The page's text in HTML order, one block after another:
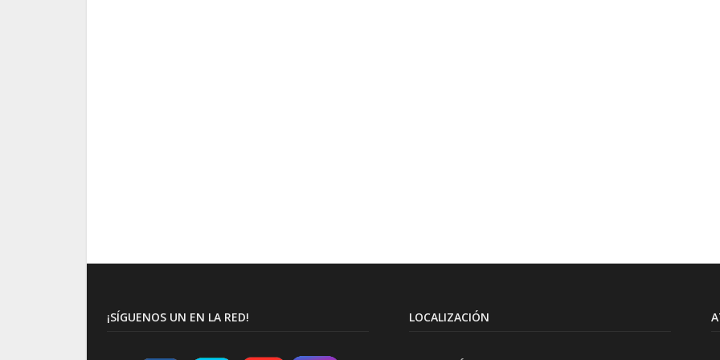
¡SÍGUENOS UN EN LA RED! LOCALIZACIÓN